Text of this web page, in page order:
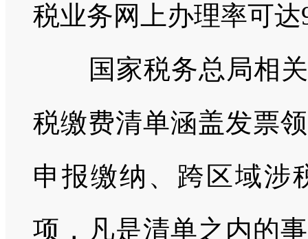
税业务网上办理率可达
国家税务总局相
税缴费清单涵盖发票
申报缴纳、跨区域涉
项，凡是清单之内的